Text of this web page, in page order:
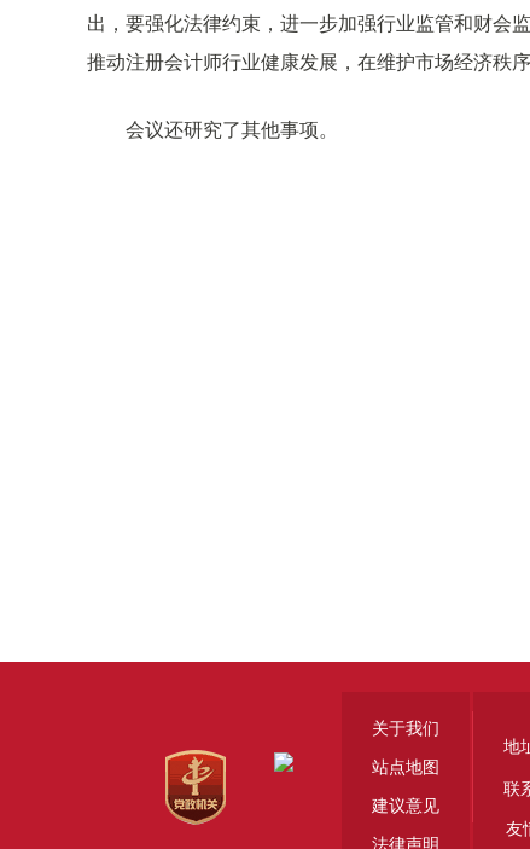
出，要强化法律约束，进一步加强行业监管和财会
推动注册会计师行业健康发展，在维护市场经济秩
会议还研究了其他事项。
关于我们
站点地图
建议意见
法律声明
地
联
友